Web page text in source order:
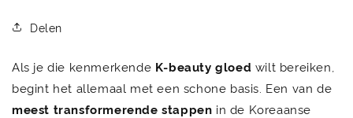
Delen
Als je die kenmerkende K-beauty gloed wilt bereiken,
begint het allemaal met een schone basis. Een van de
meest transformerende stappen in de Koreaanse